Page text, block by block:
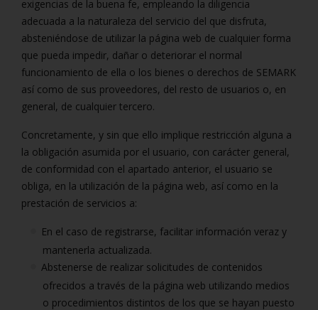
exigencias de la buena fe, empleando la diligencia
adecuada a la naturaleza del servicio del que disfruta,
absteniéndose de utilizar la página web de cualquier forma
que pueda impedir, dañar o deteriorar el normal
funcionamiento de ella o los bienes o derechos de SEMARK
así como de sus proveedores, del resto de usuarios o, en
general, de cualquier tercero.
Concretamente, y sin que ello implique restricción alguna a
la obligación asumida por el usuario, con carácter general,
de conformidad con el apartado anterior, el usuario se
obliga, en la utilización de la página web, así como en la
prestación de servicios a:
En el caso de registrarse, facilitar información veraz y
mantenerla actualizada.
Abstenerse de realizar solicitudes de contenidos
ofrecidos a través de la página web utilizando medios
o procedimientos distintos de los que se hayan puesto